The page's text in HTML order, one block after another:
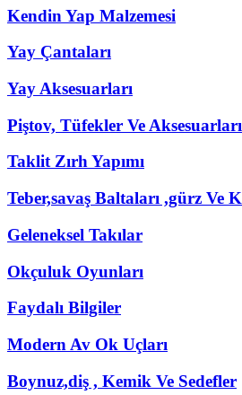
Kendin Yap Malzemesi
Yay Çantaları
Yay Aksesuarları
Piştov, Tüfekler Ve Aksesuarları
Taklit Zırh Yapımı
Teber,savaş Baltaları ,gürz Ve
Geleneksel Takılar
Okçuluk Oyunları
Faydalı Bilgiler
Modern Av Ok Uçları
Boynuz,diş , Kemik Ve Sedefler